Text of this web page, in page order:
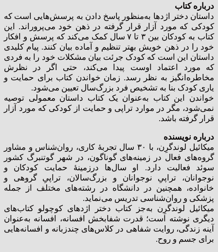
درباره کتاب
داستان دختر اژدها به‌منظور پاسخ دادن به پرسش‌هایی است که
کودکی که مورد آزار قرار گرفته در ذهن خود می‌پروراند. این
کتاب به کودکان بین ۳ تا ۷ سال کمک می‌کند که پرسش و افکار
خود را در ذهن خویش بهتر تنظیم و آماده بیان کنند. پیام کلیدی
داستان این است که کودک جرئت بیان مشکلات خود را به فردی
که مورد اعتماد اوست پیدا می‌کند، حتی اگر در نظرش
مخاطره‌انگیز به نظر رسد. زمان خواندن کتاب برای حمایت و
یاری کودک بنا به تشخیص فرد بزرگ‌سال تعیین می‌شود.
خواندن این کتاب به‌عنوان یک کتاب داستان معمولی توصیه
نمی‌شود، مگر در موارد تراپی و حمایت از کودکی که مورد آزار
قرار گرفته باشد.
درباره نویسنده
میکائیل لوندگرِن، با ۳۰ سال تجربهٔ کاری، روان‌شناس و مشاور
گروه‌های فعال در زمینه‌های گوناگون، در شهر گوتنبرگ کشور
سوئد فعالیت دارد. او سال‌ها درزمینهٔ حمایت کودکان و
نوجوانان، تراپیِ نوجوانان و بزرگ‌سالان، تراپیِ گروهی و
خانواده، همچنین در دانشگاه در رشته‌های مختلف از جمله
پزشکی و روان‌شناسی تدریس می‌نماید.
میکائیل لوندگرِن به‌جز کتاب دختر اژدهای کوچولو کتاب‌های
دیگری نوشته است؛ قدرت شفابخش افسانه، افسانه به‌عنوان
آینه زندگی، روایت شفاهی در کلاس‌های چندزبانه و افسانه‌هایی
برای جسم و روح.